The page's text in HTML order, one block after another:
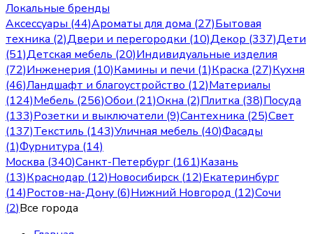
Локальные бренды
Аксессуары (44)Ароматы для дома (27)Бытовая
техника (2)Двери и перегородки (10)Декор (337)Дети
(51)Детская мебель (20)Индивидуальные изделия
(72)Инженерия (10)Камины и печи (1)Краска (27)Кухня
(46)Ландшафт и благоустройство (12)Материалы
(124)Мебель (256)Обои (21)Окна (2)Плитка (38)Посуда
(133)Розетки и выключатели (9)Сантехника (25)Свет
(137)Текстиль (143)Уличная мебель (40)Фасады
(1)Фурнитура (14)
Москва (340)Санкт-Петербург(161)Казань
(13)Краснодар (12)Новосибирск (12)Екатеринбург
(14)Ростов-на-Дону (6)Нижний Новгород (12)Сочи
(2)Все города